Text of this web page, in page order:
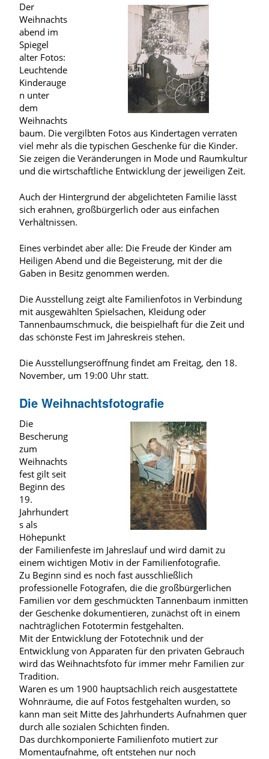
Der
Weihnachts
abend im
Spiegel
alter Fotos:
Leuchtende
Kinderauge
n unter
dem
Weihnachts
baum. Die vergilbten Fotos aus Kindertagen verraten
viel mehr als die typischen Geschenke für die Kinder.
Sie zeigen die Veränderungen in Mode und Raumkultur
und die wirtschaftliche Entwicklung der jeweiligen Zeit.
Auch der Hintergrund der abgelichteten Familie lässt
sich erahnen, großbürgerlich oder aus einfachen
Verhältnissen.
Eines verbindet aber alle: Die Freude der Kinder am
Heiligen Abend und die Begeisterung, mit der die
Gaben in Besitz genommen werden.
Die Ausstellung zeigt alte Familienfotos in Verbindung
mit ausgewählten Spielsachen, Kleidung oder
Tannenbaumschmuck, die beispielhaft für die Zeit und
das schönste Fest im Jahreskreis stehen.
Die Ausstellungseröffnung findet am Freitag, den 18.
November, um 19:00 Uhr statt.
Die Weihnachtsfotografie
Die
Bescherung
zum
Weihnachts
fest gilt seit
Beginn des
19.
Jahrhundert
s als
Höhepunkt
der Familienfeste im Jahreslauf und wird damit zu
einem wichtigen Motiv in der Familienfotografie.
Zu Beginn sind es noch fast ausschließlich
professionelle Fotografen, die die großbürgerlichen
Familien vor dem geschmückten Tannenbaum inmitten
der Geschenke dokumentieren, zunächst oft in einem
nachträglichen Fototermin festgehalten.
Mit der Entwicklung der Fototechnik und der
Entwicklung von Apparaten für den privaten Gebrauch
wird das Weihnachtsfoto für immer mehr Familien zur
Tradition.
Waren es um 1900 hauptsächlich reich ausgestattete
Wohnräume, die auf Fotos festgehalten wurden, so
kann man seit Mitte des Jahrhunderts Aufnahmen quer
durch alle sozialen Schichten finden.
Das durchkomponierte Familienfoto mutiert zur
Momentaufnahme, oft entstehen nur noch